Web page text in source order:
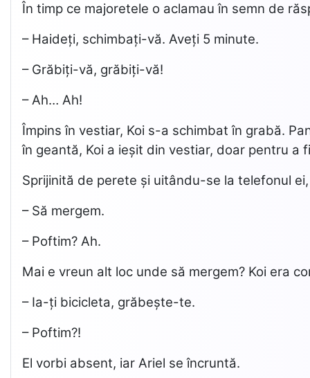
În timp ce majoretele o aclamau în semn de
– Haideți, schimbați-vă. Aveți 5 minute.
– Grăbiți-vă, grăbiți-vă!
– Ah… Ah!
Împins în vestiar, Koi s-a schimbat în grabă.
în geantă, Koi a ieșit din vestiar, doar pentru a
Sprijinită de perete și uitându-se la telefonul
– Să mergem.
– Poftim? Ah.
Mai e vreun alt loc unde să mergem? Koi era
– Ia-ți bicicleta, grăbește-te.
– Poftim?!
El vorbi absent, iar Ariel se încruntă.